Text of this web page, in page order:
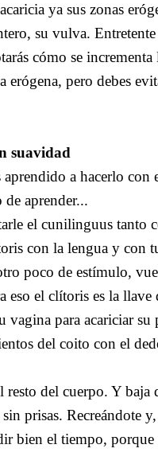
ya sus zonas
su vulva.
cómo se
erógena, pero debes
suavidad
a hacerlo con
aprender...
el cunilinguus tanto
con la lengua y con
poco de estímulo,
eso el clítoris es la
para acariciar su
del coito con el
resto del cuerpo. Y baja
prisas. Recreándote
bien el tiempo, porque